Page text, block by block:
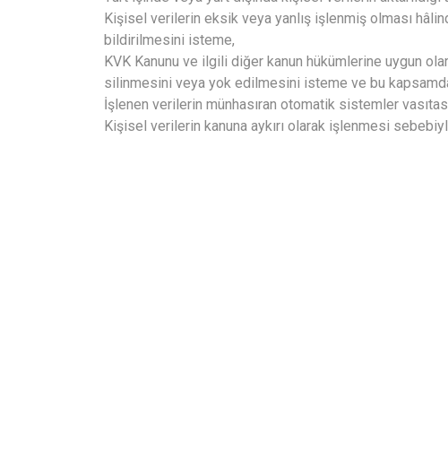
Kişisel verilerin eksik veya yanlış işlenmiş olması
bildirilmesini isteme,
KVK Kanunu ve ilgili diğer kanun hükümlerine uygun
silinmesini veya yok edilmesini isteme ve bu
İşlenen verilerin münhasıran otomatik sistemler
Kişisel verilerin kanuna aykırı olarak işlenmesi